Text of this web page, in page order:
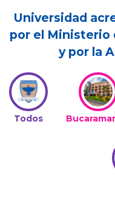
Universidad
por el Ministerio
y por la
Todos